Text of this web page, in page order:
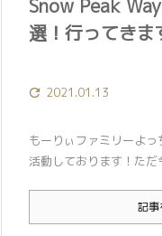
Snow Peak
選！行ってきま
 2021.01.13
もーりぃファミリーよ
活動しております！ただ
記事